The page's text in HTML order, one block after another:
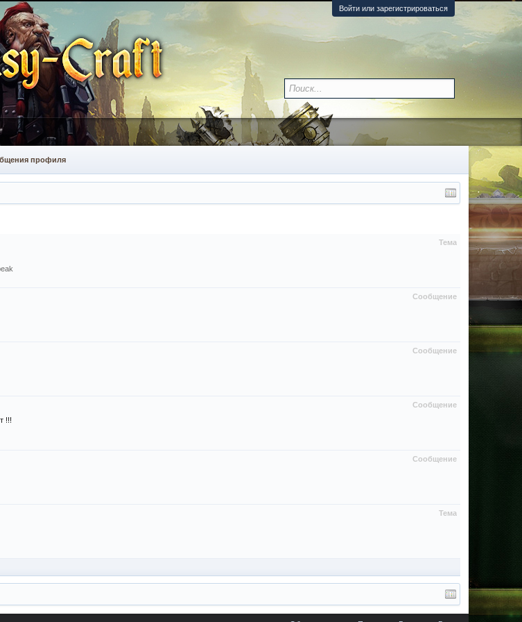
Войти или зарегистрироваться
Тема
Сообщение
Сообщение
Сообщение
!!!
Сообщение
Тема
профиля